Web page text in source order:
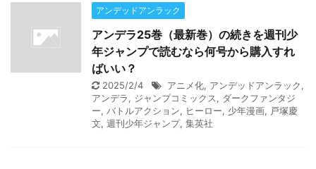
アンデッドアンラック
アンデラ25巻（最新巻）の続きを週刊少
年ジャンプで読むなら何号から購入すれ
ばいい？
2025/2/4 アニメ化, アンデッドアンラック,
アンデラ, ジャンプコミックス, ダークファンタジ
ー, バトルアクション, ヒーロー, 少年漫画, 戸塚慶
文, 週刊少年ジャンプ, 集英社